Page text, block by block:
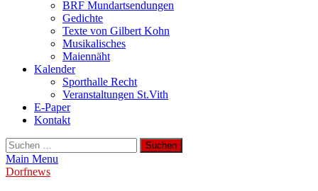
BRF Mundartsendungen
Gedichte
Texte von Gilbert Kohn
Musikalisches
Maiennäht
Kalender
Sporthalle Recht
Veranstaltungen St.Vith
E-Paper
Kontakt
Suchen
nach:
Main Menu
Dorfnews